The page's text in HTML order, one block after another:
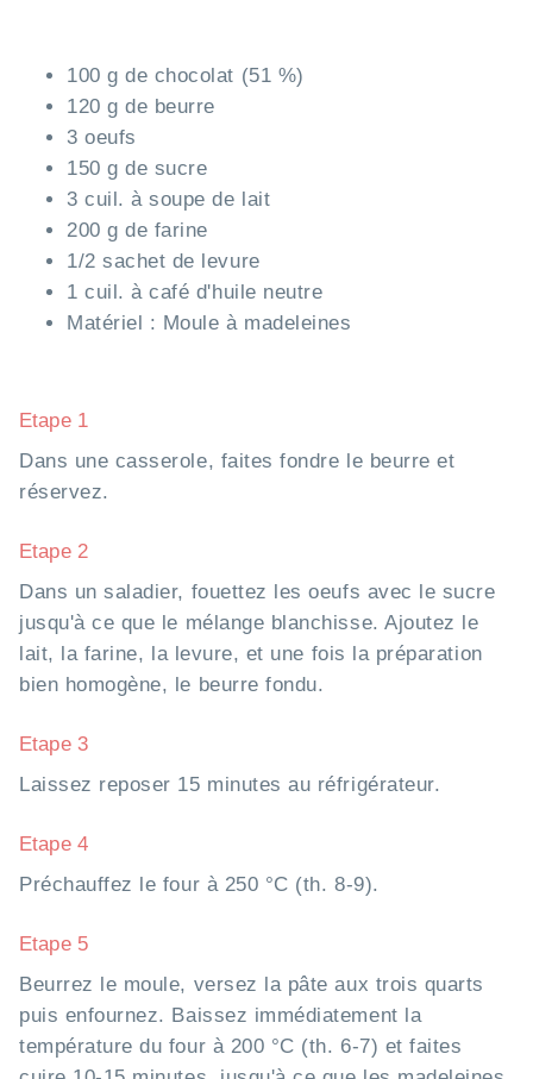
100 g de chocolat (51 %)
120 g de beurre
3 oeufs
150 g de sucre
3 cuil. à soupe de lait
200 g de farine
1/2 sachet de levure
1 cuil. à café d'huile neutre
Matériel : Moule à madeleines
Etape 1
Dans une casserole, faites fondre le beurre et
réservez.
Etape 2
Dans un saladier, fouettez les oeufs avec le sucre
jusqu'à ce que le mélange blanchisse. Ajoutez le
lait, la farine, la levure, et une fois la préparation
bien homogène, le beurre fondu.
Etape 3
Laissez reposer 15 minutes au réfrigérateur.
Etape 4
Préchauffez le four à 250 °C (th. 8-9).
Etape 5
Beurrez le moule, versez la pâte aux trois quarts
puis enfournez. Baissez immédiatement la
température du four à 200 °C (th. 6-7) et faites